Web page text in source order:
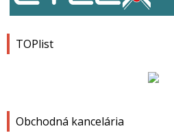
TOPlist
Obchodná kancelária